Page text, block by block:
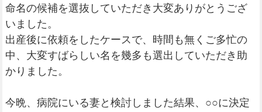
命名の候補を選抜していただき大変ありがとうござ
いました。
出産後に依頼をしたケースで、時間も無くご多忙の
中、大変すばらしい名を幾多も選出していただき助
かりました。
今晩、病院にいる妻と検討しました結果、○○に決定